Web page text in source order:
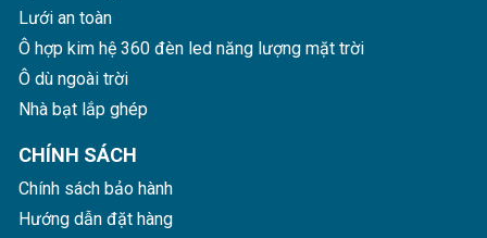
lòng mọi khách hàng.
20+ Mẫu Vách Tổ Ong Ngăn
Phòng Khách Đẹp Ấn Tượng
Hòa Phátlà đơn vị tiên phong sản xuất, thi công, lắp
Vách Tổ Ong
của Hòa Phát không chỉ đảm bảo về chất lượng mà
còn cam kết giá tốt nhất thị trường.
Lưới an toàn
Ô hợp kim hệ 360 đèn led năng lượng mặt trời
Ô dù ngoài trời
Nhà bạt lắp ghép
CHÍNH SÁCH
Chính sách bảo hành
Hướng dẫn đặt hàng